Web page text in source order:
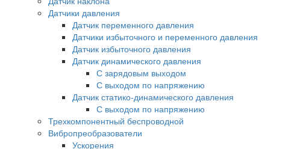
Датчики давления
Датчик переменного давления
Датчики избыточного и переменного давления
Датчик избыточного давления
Датчик динамического давления
С зарядовым выходом
С выходом по напряжению
Датчик статико-динамического давления
С выходом по напряжению
Трехкомпонентный беспроводной
Вибропреобразователи
Ускорения